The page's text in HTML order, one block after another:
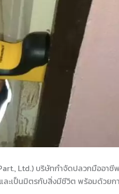
Ltd.) บริษัทกำจัดปลวกมืออา
ละเป็นมิตรกับสิ่งมีชีวิต พร้อมด้